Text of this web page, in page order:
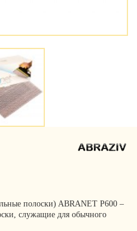
полоски) ABRANET P600 –
служащие для обычного